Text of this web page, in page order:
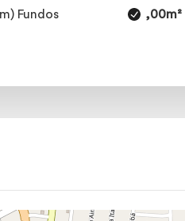
Fundos ,00m²